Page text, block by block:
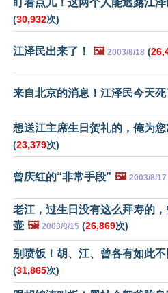
盯着点儿！这两个人能透露江
(30,932次)
江泽民出来了！ 🖼️ 2003/8/18 (
来自北京的消息！江泽民今天死
想送江主席生日贺礼的，俺为
(23,379次)
曾庆红的“非常手段” 🖼️ 2003/8/17
老江，过生日没有这么拜寿的
壶 🖼️ 2003/8/15 (26,869次)
别喷饭！胡、江、曾各有如此
(31,865次)